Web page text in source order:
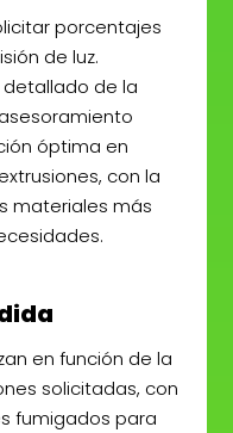
porcentajes
de luz.
de la
óptima en
con la
materiales más
en función de la
solicitadas, con
fumigados para